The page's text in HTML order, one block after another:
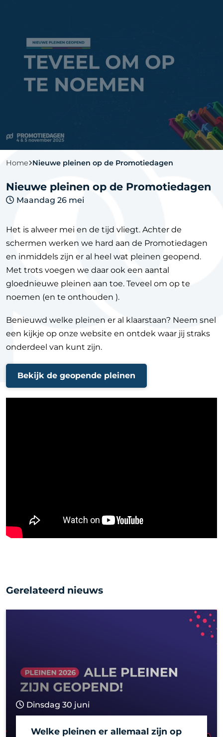
Home Nieuwe pleinen op de Promotiedagen
Nieuwe pleinen op de Promotiedagen
Maandag 26 mei
Het is alweer mei en de tijd vliegt. Achter de
schermen werken we hard aan de Promotiedagen
en inmiddels zijn er al heel wat pleinen geopend.
Met trots voegen we daar ook een aantal
gloednieuwe pleinen aan toe. Teveel om op te
noemen (en te onthouden ).
Benieuwd welke pleinen er al klaarstaan? Neem snel
een kijkje op onze website en ontdek waar jij straks
onderdeel van kunt zijn.
Bekijk de geopende pleinen
Gerelateerd nieuws
Dinsdag 30 juni
Welke pleinen er allemaal zijn op